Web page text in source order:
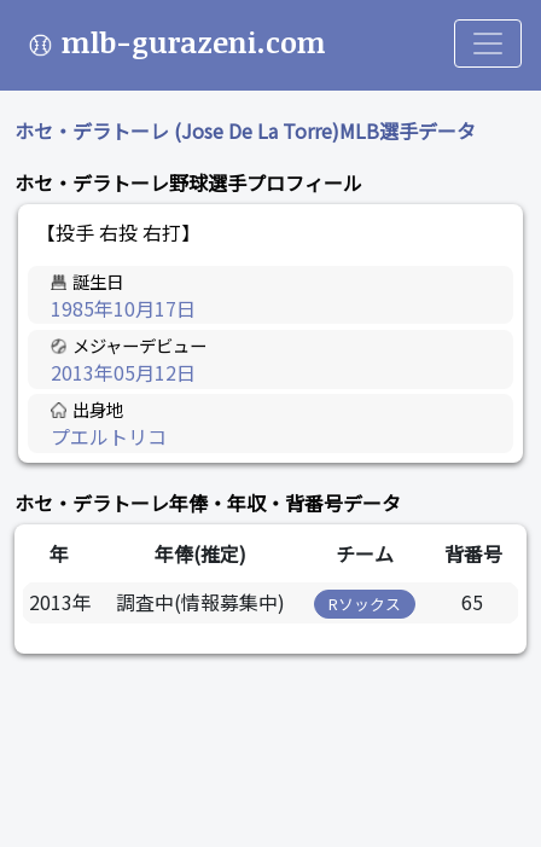
mlb-gurazeni.com
ホセ・デラトーレ (Jose De La Torre)MLB選手データ
ホセ・デラトーレ野球選手プロフィール
【投手 右投 右打】
誕生日
1985年10月17日
メジャーデビュー
2013年05月12日
出身地
プエルトリコ
ホセ・デラトーレ年俸・年収・背番号データ
年
年俸(推定) チーム
背番号
2013年
調査中(情報募集中) Rソックス 65